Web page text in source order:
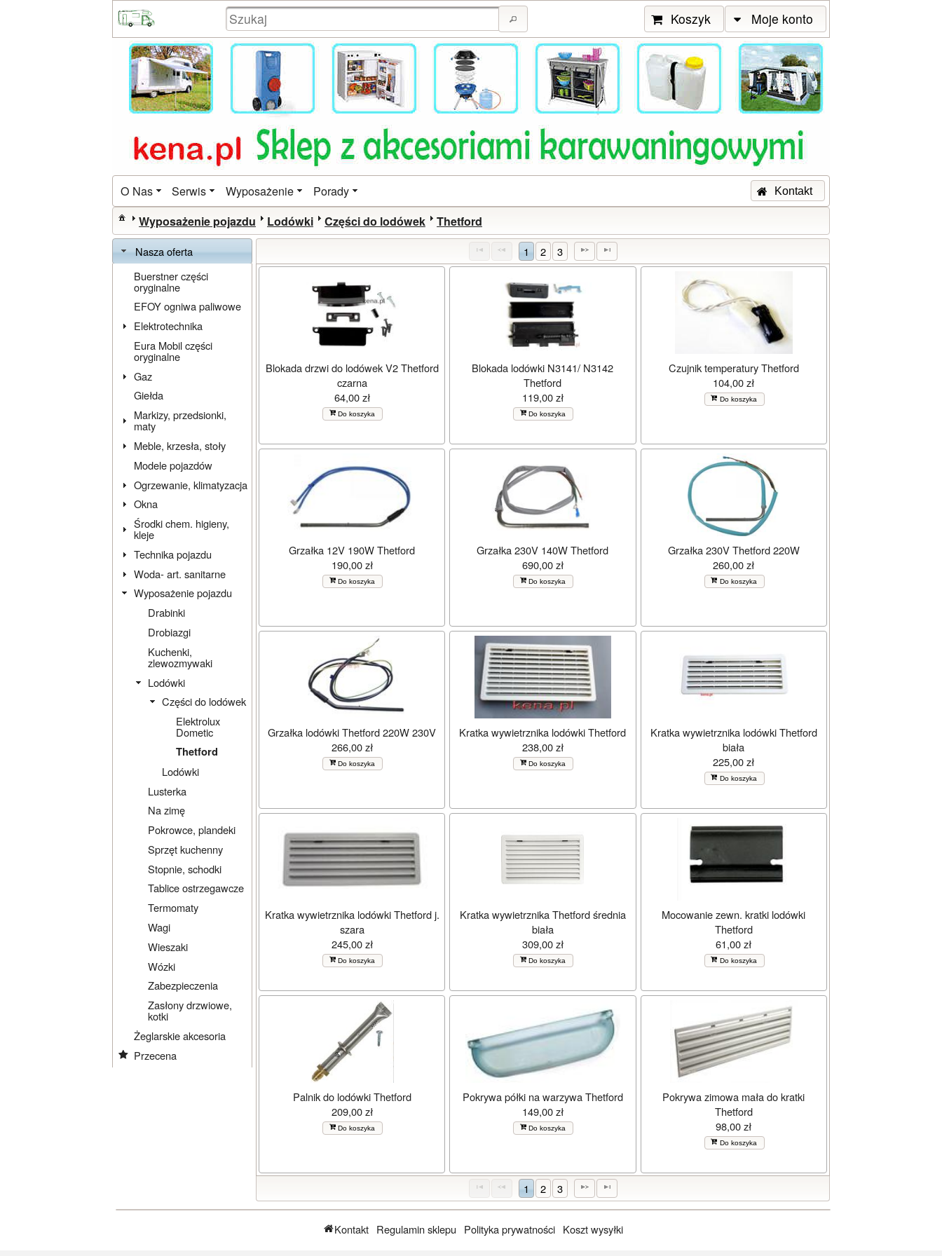
Koszyk Moje konto
O Nas Serwis Wyposażenie Porady Kontakt
Wyposażenie pojazdu Lodówki Części do lodówek Thetford
Nasza oferta
Buerstner części
oryginalne
EFOY ogniwa paliwowe
Elektrotechnika
Eura Mobil części
oryginalne
Gaz
Giełda
Markizy, przedsionki,
maty
Meble, krzesła, stoły
Modele pojazdów
Ogrzewanie, klimatyzacja
Okna
Środki chem. higieny,
kleje
Technika pojazdu
Woda- art. sanitarne
Wyposażenie pojazdu
Drabinki
Drobiazgi
Kuchenki,
zlewozmywaki
Lodówki
Części do lodówek
Elektrolux
Dometic
Thetford
Lodówki
Lusterka
Na zimę
Pokrowce, plandeki
Sprzęt kuchenny
Stopnie, schodki
Tablice ostrzegawcze
Termomaty
Wagi
Wieszaki
Wózki
Zabezpieczenia
Zasłony drzwiowe,
kotki
Żeglarskie akcesoria
Przecena
1 2 3
Blokada drzwi do lodówek V2 Thetford
czarna
64,00 zł
Do koszyka
Blokada lodówki N3141/ N3142
Thetford
119,00 zł
Do koszyka
Czujnik temperatury Thetford
104,00 zł
Do koszyka
Grzałka 12V 190W Thetford
190,00 zł
Do koszyka
Grzałka 230V 140W Thetford
690,00 zł
Do koszyka
Grzałka 230V Thetford 220W
260,00 zł
Do koszyka
Grzałka lodówki Thetford 220W 230V
266,00 zł
Do koszyka
Kratka wywietrznika lodówki Thetford
238,00 zł
Do koszyka
Kratka wywietrznika lodówki Thetford
biała
225,00 zł
Do koszyka
Kratka wywietrznika lodówki Thetford j.
szara
245,00 zł
Do koszyka
Kratka wywietrznika Thetford średnia
biała
309,00 zł
Do koszyka
Mocowanie zewn. kratki lodówki
Thetford
61,00 zł
Do koszyka
Palnik do lodówki Thetford
209,00 zł
Do koszyka
Pokrywa półki na warzywa Thetford
149,00 zł
Do koszyka
Pokrywa zimowa mała do kratki
Thetford
98,00 zł
Do koszyka
1 2 3
Kontakt Regulamin sklepu Polityka prywatności Koszt wysyłki